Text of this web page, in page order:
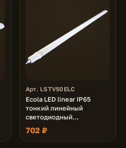
Арт. LSTV50ELC
Ecola LED linear IP65
тонкий линейный
светодиодный
светильник (замена ЛПО)
50W 220V 4200K
1500x56x32
702 ₽